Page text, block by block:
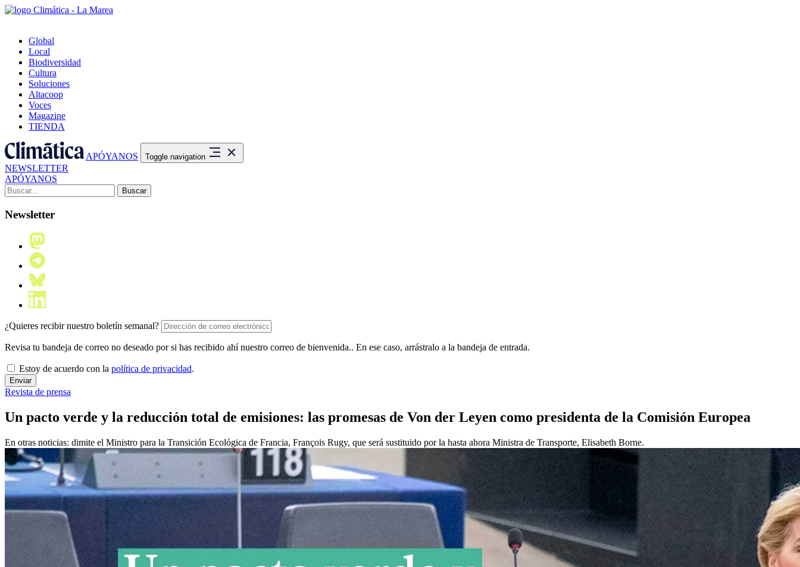
Global
Local
Biodiversidad
Cultura
Soluciones
Altacoop
Voces
Magazine
TIENDA
APÓYANOS Toggle navigation
NEWSLETTER
APÓYANOS
Buscar:
Newsletter
¿Quieres recibir nuestro boletín semanal?
Revisa tu bandeja de correo no deseado por si has recibido ahí nuestro correo de bienvenida.. En ese caso, arrástralo a la bandeja de entrada.
Estoy de acuerdo con la política de privacidad.
Revista de prensa
Un pacto verde y la reducción total de emisiones: las promesas de Von der Leyen como presidenta de la Comisión Europea
En otras noticias: dimite el Ministro para la Transición Ecológica de Francia, François Rugy, que será sustituido por la hasta ahora Ministra de Transporte, Elisabeth Borne.